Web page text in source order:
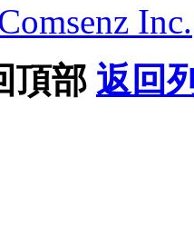
Inc.
頂部 返回